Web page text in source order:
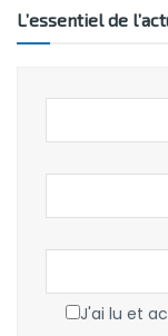
L’essentiel de
J'ai lu et